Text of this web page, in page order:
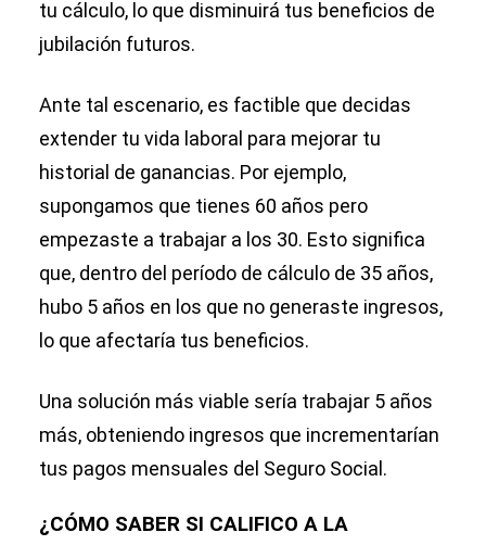
tu cálculo, lo que disminuirá tus beneficios de
jubilación futuros.
Ante tal escenario, es factible que decidas
extender tu vida laboral para mejorar tu
historial de ganancias. Por ejemplo,
supongamos que tienes 60 años pero
empezaste a trabajar a los 30. Esto significa
que, dentro del período de cálculo de 35 años,
hubo 5 años en los que no generaste ingresos,
lo que afectaría tus beneficios.
Una solución más viable sería trabajar 5 años
más, obteniendo ingresos que incrementarían
tus pagos mensuales del Seguro Social.
¿CÓMO SABER SI CALIFICO A LA